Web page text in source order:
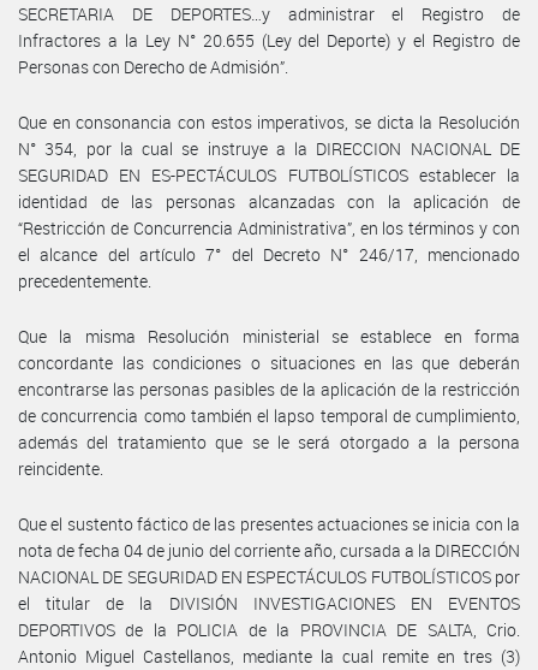
SECRETARIA DE DEPORTES…y administrar el Registro de
Infractores a la Ley N° 20.655 (Ley del Deporte) y el Registro de
Personas con Derecho de Admisión”.
Que en consonancia con estos imperativos, se dicta la Resolución
N° 354, por la cual se instruye a la DIRECCION NACIONAL DE
SEGURIDAD EN ES-PECTÁCULOS FUTBOLÍSTICOS establecer la
identidad de las personas alcanzadas con la aplicación de
“Restricción de Concurrencia Administrativa”, en los términos y con
el alcance del artículo 7° del Decreto N° 246/17, mencionado
precedentemente.
Que la misma Resolución ministerial se establece en forma
concordante las condiciones o situaciones en las que deberán
encontrarse las personas pasibles de la aplicación de la restricción
de concurrencia como también el lapso temporal de cumplimiento,
además del tratamiento que se le será otorgado a la persona
reincidente.
Que el sustento fáctico de las presentes actuaciones se inicia con la
nota de fecha 04 de junio del corriente año, cursada a la DIRECCIÓN
NACIONAL DE SEGURIDAD EN ESPECTÁCULOS FUTBOLÍSTICOS por
el titular de la DIVISIÓN INVESTIGACIONES EN EVENTOS
DEPORTIVOS de la POLICIA de la PROVINCIA DE SALTA, Crio.
Antonio Miguel Castellanos, mediante la cual remite en tres (3)